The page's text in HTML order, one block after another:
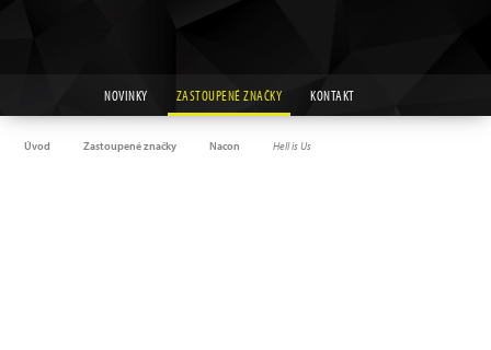
NOVINKY ZASTOUPENÉ ZNAČKY KONTAKT
Úvod Zastoupené značky Nacon Hell is Us